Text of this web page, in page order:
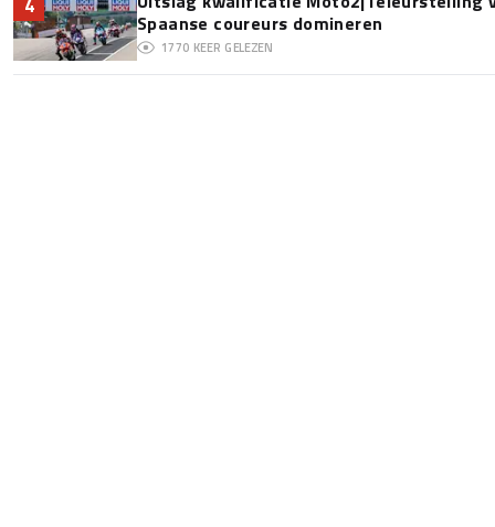
4
Spaanse coureurs domineren
1770 KEER GELEZEN